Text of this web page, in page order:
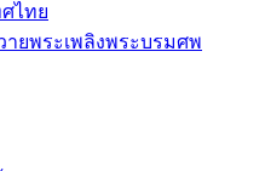
ไทย
ยพระเพลิงพระบรมศพ